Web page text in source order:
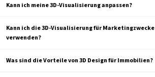
Kann ich meine 3D-Visualisierung anpassen?
Kann ich die 3D-Visualisierung für Marketingzwecke
verwenden?
Was sind die Vorteile von 3D Design für Immobilien?